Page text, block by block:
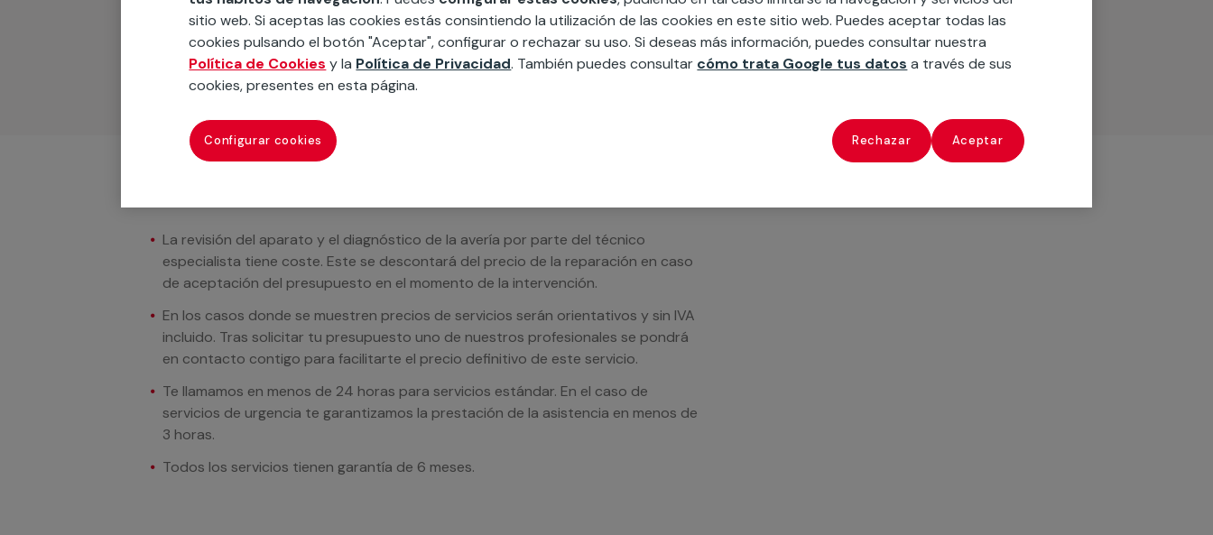
Podemos ofrecer cualquier servicio a medida incluyendo todo lo que necesites:
materiales, equipamientos, electrodomésticos, etc. Cuéntanos que necesitas
cuando te llamemos.
La revisión del aparato y el diagnóstico de la avería por parte del técnico
especialista tiene coste. Este se descontará del precio de la reparación en caso
de aceptación del presupuesto en el momento de la intervención.
En los casos donde se muestren precios de servicios serán orientativos y sin IVA
incluido. Tras solicitar tu presupuesto uno de nuestros profesionales se pondrá
en contacto contigo para facilitarte el precio definitivo de este servicio.
Te llamamos en menos de 24 horas para servicios estándar. En el caso de
servicios de urgencia te garantizamos la prestación de la asistencia en menos de
3 horas.
Todos los servicios tienen garantía de 6 meses.
sitio web. Si aceptas las cookies estás consintiendo la utilización de las cookies en este sitio web. Puedes aceptar todas las
cookies pulsando el botón "Aceptar", configurar o rechazar su uso. Si deseas más información, puedes consultar nuestra
Política de Cookies y la Política de Privacidad. También puedes consultar cómo trata Google tus datos a través de sus
cookies, presentes en esta página.
Configurar cookies Rechazar Aceptar